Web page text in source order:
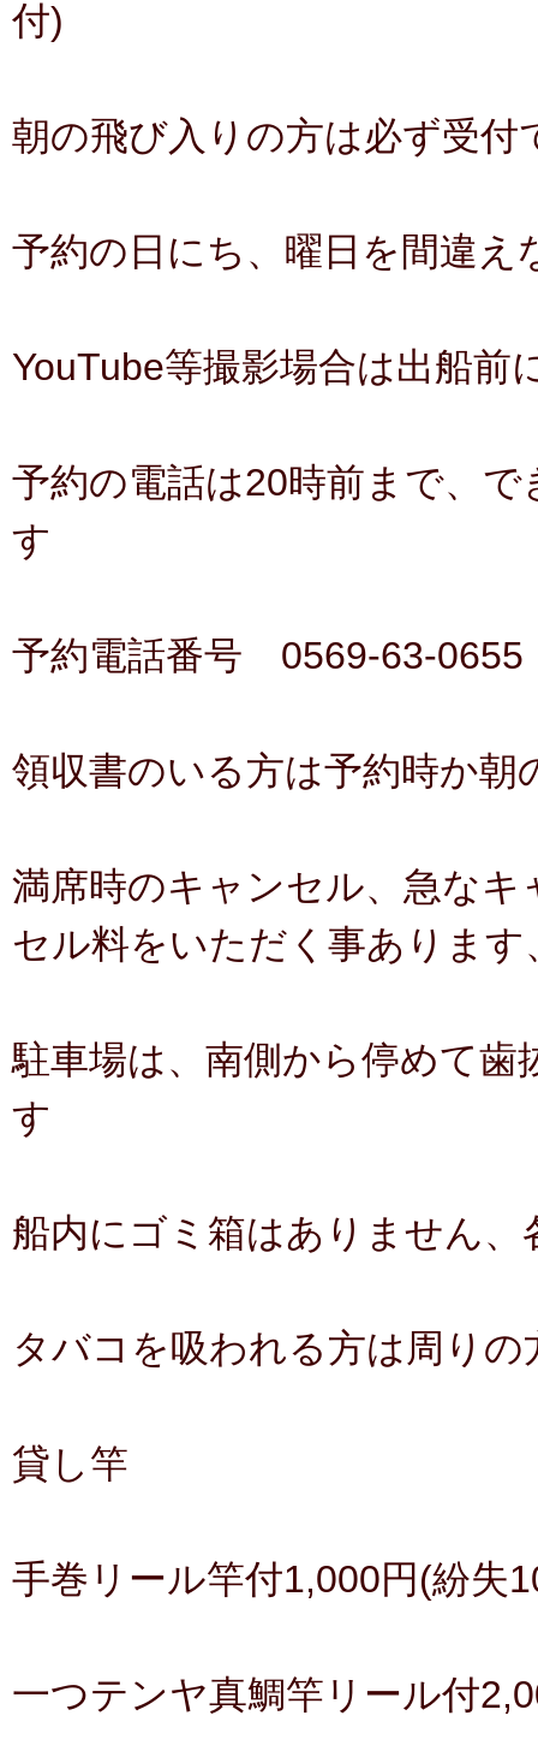
付)
朝の飛び入りの方は必ず受付
予約の日にち、曜日を間違
YouTube等撮影場合は出船前
予約の電話は20時前まで、
す
予約電話番号 0569-63-0655
領収書のいる方は予約時か朝
満席時のキャンセル、急な
セル料をいただく事ありま
駐車場は、南側から停めて
す
船内にゴミ箱はありません、
タバコを吸われる方は周り
貸し竿
手巻リール竿付1,000円(紛失
一つテンヤ真鯛竿リール付